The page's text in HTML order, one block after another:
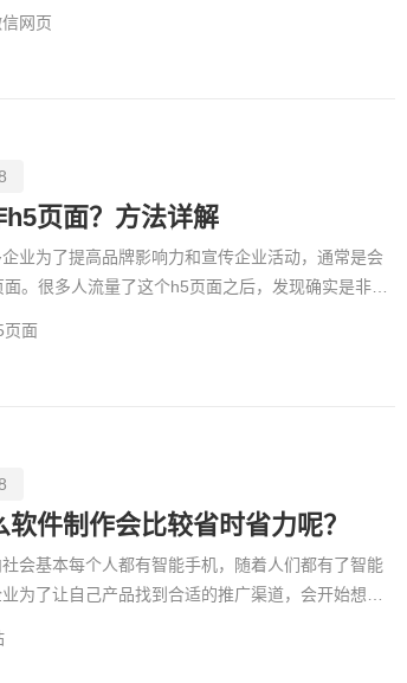
网页
h5页面？方法详解
为了提高品牌影响力和宣传企业活动，通常是会
。很多人流量了这个h5页面之后，发现确实是非常
页面
软件制作会比较省时省力呢？
基本每个人都有智能手机，随着人们都有了智能
为了让自己产品找到合适的推广渠道，会开始想尽